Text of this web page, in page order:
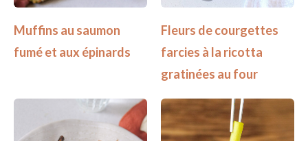
Muffins au saumon
fumé et aux épinards
Fleurs de courgettes
farcies à la ricotta
gratinées au four